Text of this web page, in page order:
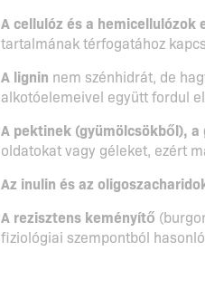
A cellulóz és a hemicellulózok
tartalmának térfogatához
A lignin nem szénhidrát, de
alkotóelemeivel együtt fordul
A pektinek (gyümölcsökből),
oldatokat vagy géleket, ezért
Az inulin és az
A rezisztens keményítő
fiziológiai szempontból